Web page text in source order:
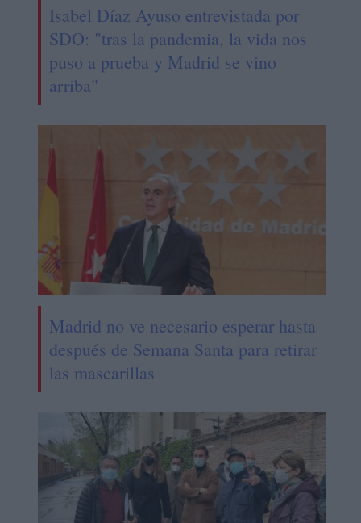
Isabel Díaz Ayuso entrevistada por
SDO: "tras la pandemia, la vida nos
puso a prueba y Madrid se vino
arriba"
Madrid no ve necesario esperar hasta
después de Semana Santa para retirar
las mascarillas